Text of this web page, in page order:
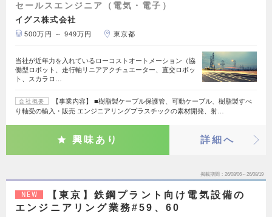
セールスエンジニア（電気・電子）
イグス株式会社
500万円 ～ 949万円 東京都
当社が近年力を入れているローコストオートメーション（協
働型ロボット、走行軸リニアアクチュエーター、直交ロボッ
ト、スカラロ…
会社概要
【事業内容】 ■樹脂製ケーブル保護管、可動ケーブル、樹脂製すべ
り軸受の輸入・販売 エンジニアリングプラスチックの素材開発、射…
興味あり 詳細へ
掲載期間 26/08/06～26/08/19
NEW
【東京】鉄鋼プラント向け電気設備の
エンジニアリング業務#59、60